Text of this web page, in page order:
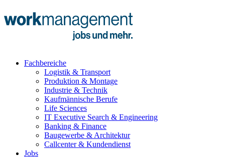
Fachbereiche
Logistik & Transport
Produktion & Montage
Industrie & Technik
Kaufmännische Berufe
Life Sciences
IT Executive Search & Engineering
Banking & Finance
Baugewerbe & Architektur
Callcenter & Kundendienst
Jobs